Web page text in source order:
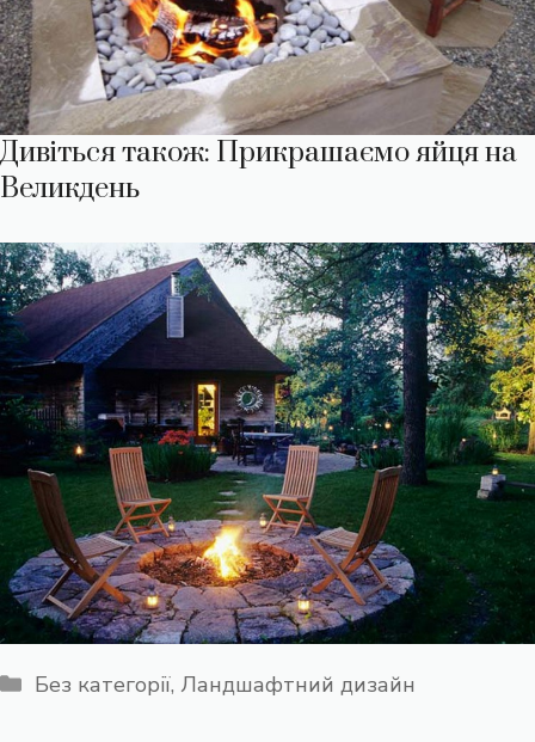
Дивіться також: Прикрашаємо яйця на
Великдень
Категорії
Без категорії, Ландшафтний дизайн